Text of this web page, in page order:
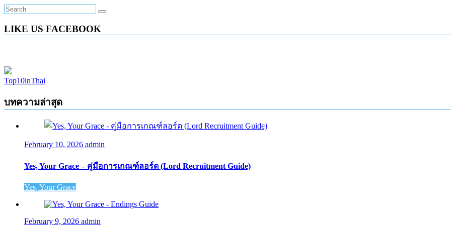
LIKE US FACEBOOK
Top10inThai
บทความล่าสุด
February 10, 2026 admin
Yes, Your Grace – คู่มือการเกณฑ์ลอร์ด (Lord Recruitment Guide)
Yes, Your Grace
February 9, 2026 admin